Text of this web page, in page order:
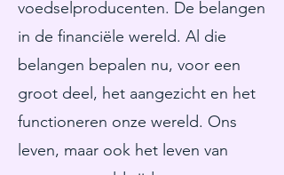
voedselproducenten. De belangen
in de financiële wereld. Al die
belangen bepalen nu, voor een
groot deel, het aangezicht en het
functioneren onze wereld. Ons
leven, maar ook het leven van